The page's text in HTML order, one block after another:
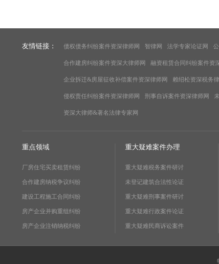
友情链接： 债权债务纠纷案件资深律师网 智律网 法学专家论证网
合作建房纠纷案件资深大律师网 融资租赁合同纠纷案件资
企业拆迁&房屋征收补偿案件资深律师网 赖绍松资深税务
侵权责任纠纷案件资深律师网 刑事自诉案件资深律师网
资深大律师&著名法律专家网
重点领域
厂房住宅买卖租赁纠纷
合作建房纳税争议纠纷
建设工程施工合同纠纷
房产企业并购重组纠纷
房产企业注销纳税纠纷
重大疑难案件办理
重大疑难税务案件研讨
未登记建筑合法性论证
重大疑难刑事案件研讨
重大疑难行政案件论证
重大疑难民商诉讼案件